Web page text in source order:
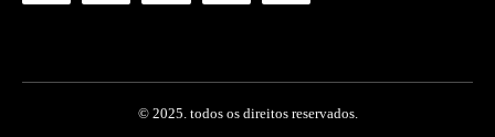
© 2025. todos os direitos reservados.